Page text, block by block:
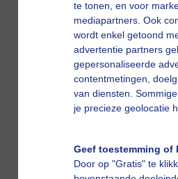
te tonen, en voor
mediapartners. Ook
wordt enkel getoond
advertentie partners
gepersonaliseerde
contentmetingen,
van diensten.
je precieze geolocatie
Geef toestemming of
Door op "Gratis" te
Wolken
Bekijk slideshow